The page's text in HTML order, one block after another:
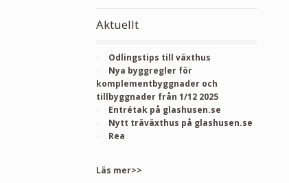
Aktuellt
Odlingstips till växthus
Nya byggregler för
komplementbyggnader och
tillbyggnader från 1/12 2025
Entrétak på glashusen.se
Nytt träväxthus på glashusen.se
Rea
Läs mer>>